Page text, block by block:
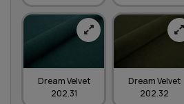
Dream Velvet
202.31
Dream Velvet
202.32